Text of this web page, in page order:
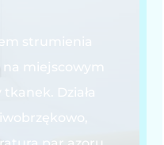
strumienia
miejscowym
Działa